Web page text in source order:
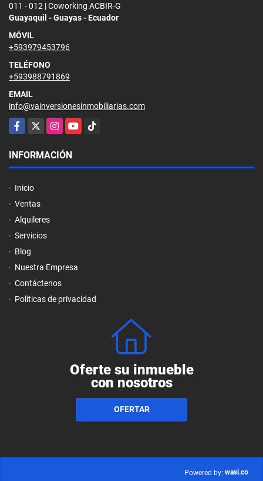
011 - 012 | Coworking ACBIR-G
Guayaquil - Guayas - Ecuador
MÓVIL
+593979453796
TELÉFONO
+593988791869
EMAIL
info@vainversionesinmobiliarias.com
Facebook
X InstagramYouTubeTikTok
INFORMACIÓN
Inicio
Ventas
Alquileres
Servicios
Blog
Nuestra Empresa
Contáctenos
Políticas de privacidad
Oferte su inmueble
con nosotros
OFERTAR
Powered by: wasi.co